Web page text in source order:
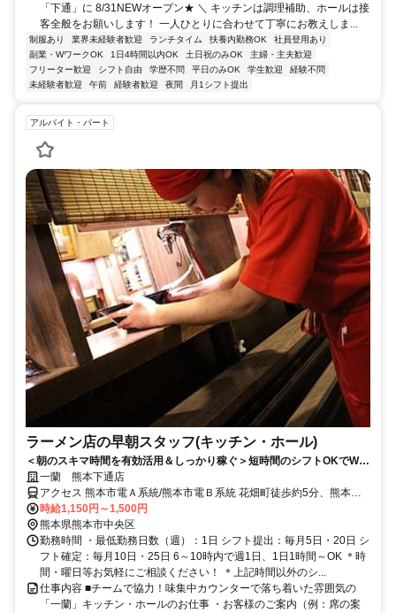
「下通」に 8/31NEWオープン★ ＼ キッチンは調理補助、ホールは接
客全般をお願いします！ 一人ひとりに合わせて丁寧にお教えしま...
制服あり 業界未経験者歓迎 ランチタイム 扶養内勤務OK
社員登用あり
副業・WワークOK
1日4時間以内OK 土日祝のみOK
主婦・主夫歓迎
フリーター歓迎
シフト自由 学歴不問 平日のみOK 学生歓迎
経験不問
未経験者歓迎
午前 経験者歓迎 夜間 月1シフト提出
アルバイト・パート
ラーメン店の早朝スタッフ(キッチン・ホール)
＜朝のスキマ時間を有効活用＆しっかり稼ぐ＞短時間のシフトOKでWワ
ークにもオススメ♪髪色自由！
一蘭 熊本下通店
アクセス 熊本市電Ａ系統/熊本市電Ｂ系統 花畑町徒歩約5分、熊本市
電Ａ系統/熊本市電Ｂ系統 通町筋徒歩約5分、熊本市電Ｂ系統 辛島町
徒歩約7分 「熊本城前電停」徒歩5分/銀座通り下通アーケード～国道
3号線方面へ30ｍ/市営バス「下通筋」徒歩1分
時給1,150円～1,500円
熊本県熊本市中央区
勤務時間 ・最低勤務日数（週）：1日 シフト提出：毎月5日・20日 シ
フト確定：毎月10日・25日 6～10時内で週1日、1日1時間～OK ＊時
間・曜日等お気軽にご相談ください！ ＊上記時間以外のシ...
仕事内容 ■チームで協力！味集中カウンターで落ち着いた雰囲気の
「一蘭」キッチン・ホールのお仕事 ・お客様のご案内（例：席の案